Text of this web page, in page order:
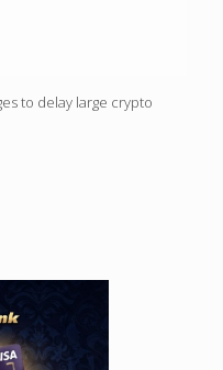
to delay large crypto